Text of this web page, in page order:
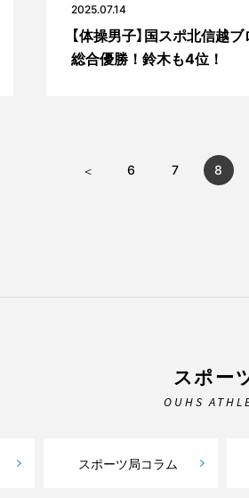
2025.07.14
【体操男子】国スポ北信越
総合優勝！鈴木も4位！
6 7 8
スポー
OUHS
スポーツ局コラム